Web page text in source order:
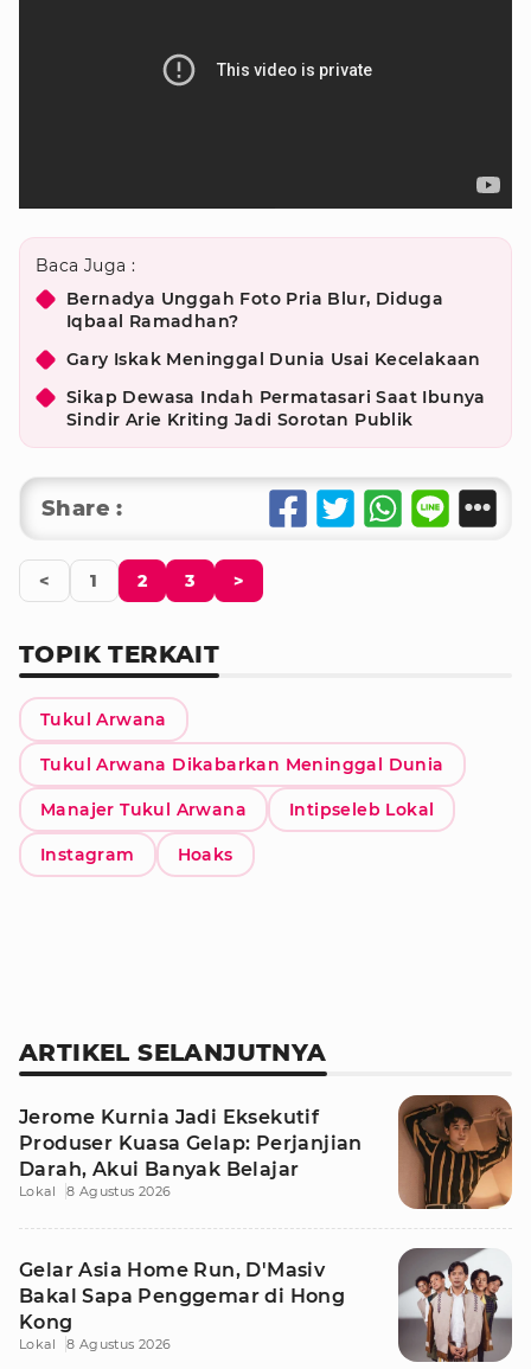
Baca Juga :
Bernadya Unggah Foto Pria Blur, Diduga
Iqbaal Ramadhan?
Gary Iskak Meninggal Dunia Usai Kecelakaan
Sikap Dewasa Indah Permatasari Saat Ibunya
Sindir Arie Kriting Jadi Sorotan Publik
Share :
< 1 2 3 >
TOPIK TERKAIT
Tukul Arwana
Tukul Arwana Dikabarkan Meninggal Dunia
Manajer Tukul Arwana Intipseleb Lokal
Instagram Hoaks
ARTIKEL SELANJUTNYA
Jerome Kurnia Jadi Eksekutif
Produser Kuasa Gelap: Perjanjian
Darah, Akui Banyak Belajar
Lokal 8 Agustus 2026
Gelar Asia Home Run, D'Masiv
Bakal Sapa Penggemar di Hong
Kong
Lokal 8 Agustus 2026